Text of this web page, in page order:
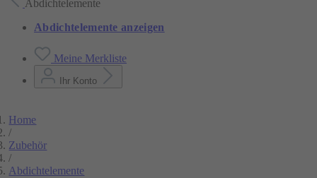
Abdichtelemente
Abdichtelemente anzeigen
Meine Merkliste
Ihr Konto
Home
/
Zubehör
/
Abdichtelemente